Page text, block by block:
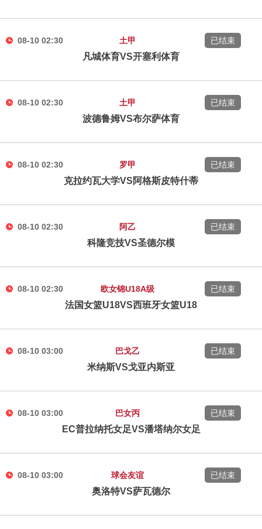
08-10 02:30 土甲
凡城体育VS开塞利体育
已结束
08-10 02:30 土甲
波德鲁姆VS布尔萨体育
已结束
08-10 02:30 罗甲
克拉约瓦大学VS阿格斯皮特什蒂
已结束
08-10 02:30 阿乙
科隆竞技VS圣德尔模
已结束
08-10 02:30 欧女锦U18A级
法国女篮U18VS西班牙女篮U18
已结束
08-10 03:00 巴戈乙
米纳斯VS戈亚内斯亚
已结束
08-10 03:00 巴女丙
EC普拉纳托女足VS潘塔纳尔女足
已结束
08-10 03:00 球会友谊
奥洛特VS萨瓦德尔
已结束